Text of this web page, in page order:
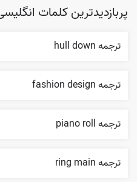
پربازدیدترین کلمات
ترجمه hull down
ترجمه fashion design
ترجمه piano roll
ترجمه ring main